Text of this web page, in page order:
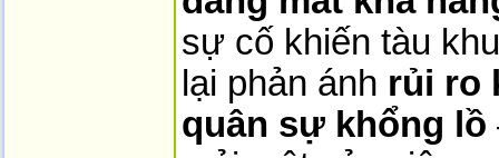
sự cố khiến tàu
lại phản ánh rủi ro
quân sự khổng lồ